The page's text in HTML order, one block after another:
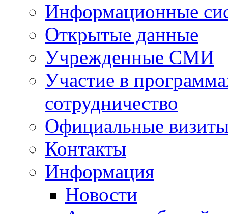
Информационные
Открытые данные
Учрежденные СМИ
Участие в
сотрудничество
Официальные
Контакты
Информация
Новости